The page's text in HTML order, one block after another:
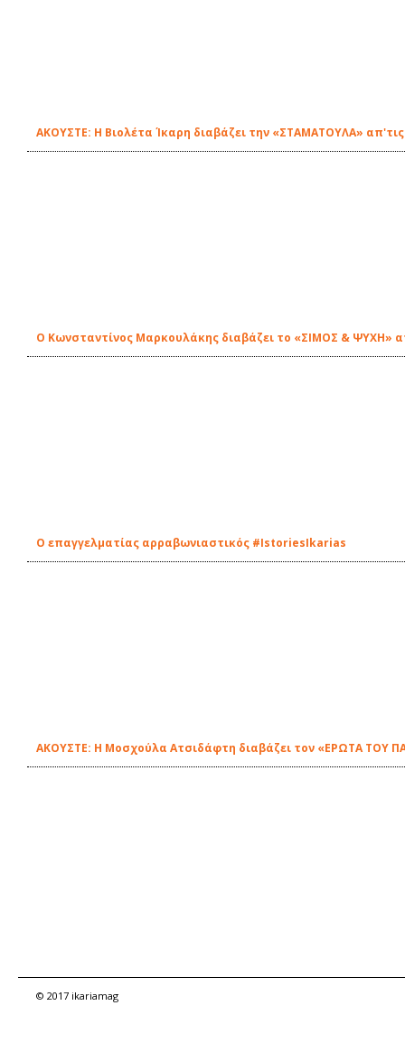
ΑΚΟΥΣΤΕ: Η Βιολέτα Ίκαρη διαβάζει την «ΣΤΑΜΑΤΟΥΛΑ»
Ο Κωνσταντίνος Μαρκουλάκης διαβάζει το «ΣΙΜΟΣ & ΨΥΧΗ»
Ο επαγγελματίας αρραβωνιαστικός #IstoriesIkarias
ΑΚΟΥΣΤΕ: Η Μοσχούλα Ατσιδάφτη διαβάζει τον «ΕΡΩΤΑ ΤΟΥ
© 2017 ikariamag